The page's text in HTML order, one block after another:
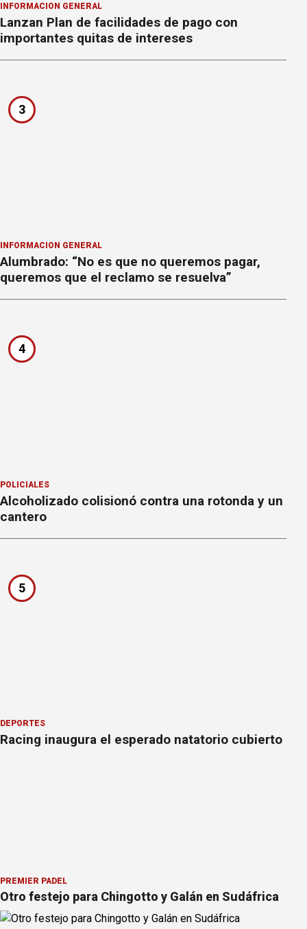
INFORMACION GENERAL
Lanzan Plan de facilidades de pago con
importantes quitas de intereses
3
INFORMACION GENERAL
Alumbrado: “No es que no queremos pagar,
queremos que el reclamo se resuelva”
4
POLICIALES
Alcoholizado colisionó contra una rotonda y un
cantero
5
DEPORTES
Racing inaugura el esperado natatorio cubierto
PREMIER PÁDEL
Otro festejo para Chingotto y Galán en Sudáfrica